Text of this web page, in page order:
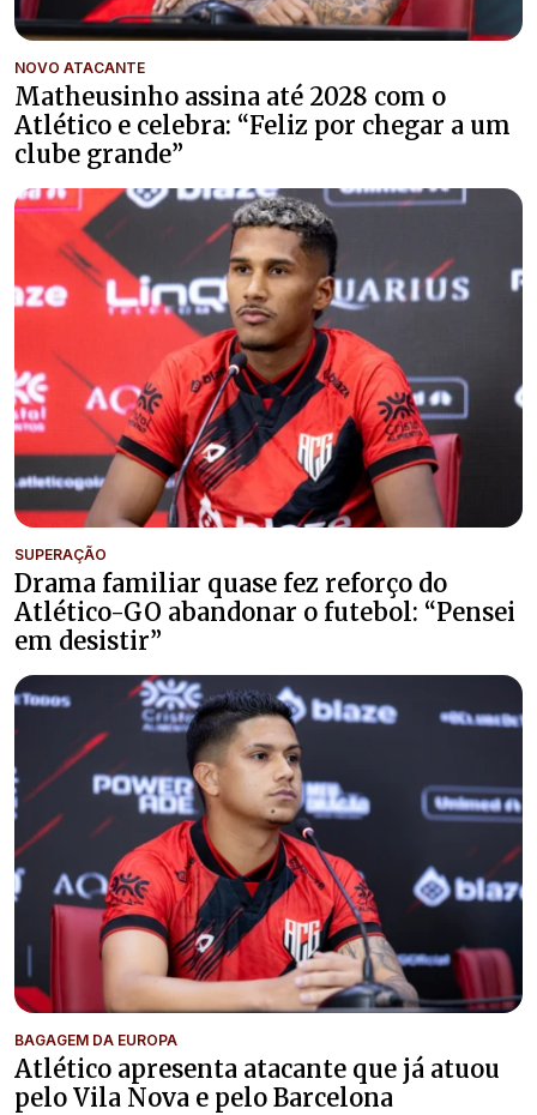
NOVO ATACANTE
Matheusinho assina até 2028 com o
Atlético e celebra: “Feliz por chegar a um
clube grande”
SUPERAÇÃO
Drama familiar quase fez reforço do
Atlético-GO abandonar o futebol: “Pensei
em desistir”
BAGAGEM DA EUROPA
Atlético apresenta atacante que já atuou
pelo Vila Nova e pelo Barcelona